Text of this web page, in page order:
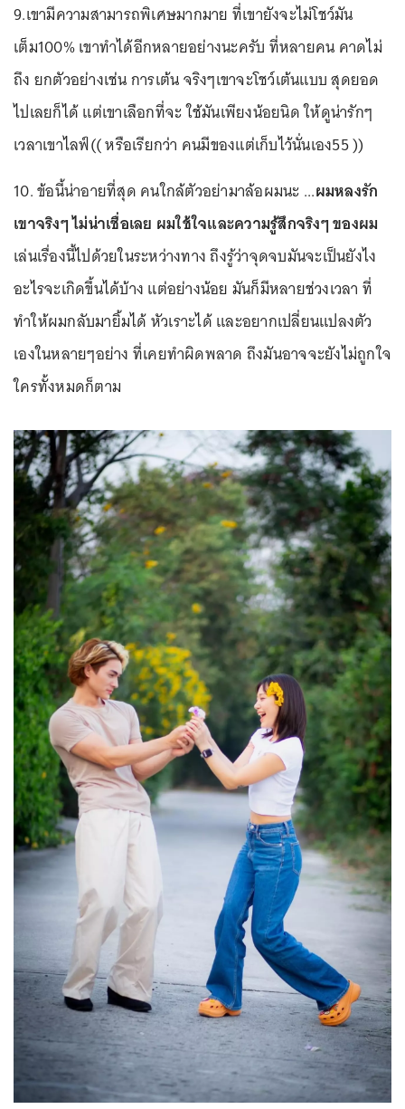
9.เขามีความสามารถพิเศษมากมาย ที่เขายังจะไม่โชว์มัน
เต็ม100% เขาทำได้อีกหลายอย่างนะครับ ที่หลายคน คาดไม่
ถึง ยกตัวอย่างเช่น การเต้น จริงๆเขาจะโชว์เต้นแบบ สุดยอด
ไปเลยก็ได้ แต่เขาเลือกที่จะ ใช้มันเพียงน้อยนิด ให้ดูน่ารักๆ
เวลาเขาไลฟ์(( หรือเรียกว่า คนมีของแต่เก็บไว้นั่นเอง55 ))
10. ข้อนี้น่าอายที่สุด คนใกล้ตัวอย่ามาล้อผมนะ ...ผมหลงรัก
เขาจริงๆ ไม่น่าเชื่อเลย ผมใช้ใจและความรู้สึกจริงๆ ของผม
เล่นเรื่องนี้ไปด้วยในระหว่างทาง ถึงรู้ว่าจุดจบมันจะเป็นยังไง
อะไรจะเกิดขึ้นได้บ้าง แต่อย่างน้อย มันก็มีหลายช่วงเวลา ที่
ทำให้ผมกลับมายิ้มได้ หัวเราะได้ และอยากเปลี่ยนแปลงตัว
เองในหลายๆอย่าง ที่เคยทำผิดพลาด ถึงมันอาจจะยังไม่ถูกใจ
ใครทั้งหมดก็ตาม